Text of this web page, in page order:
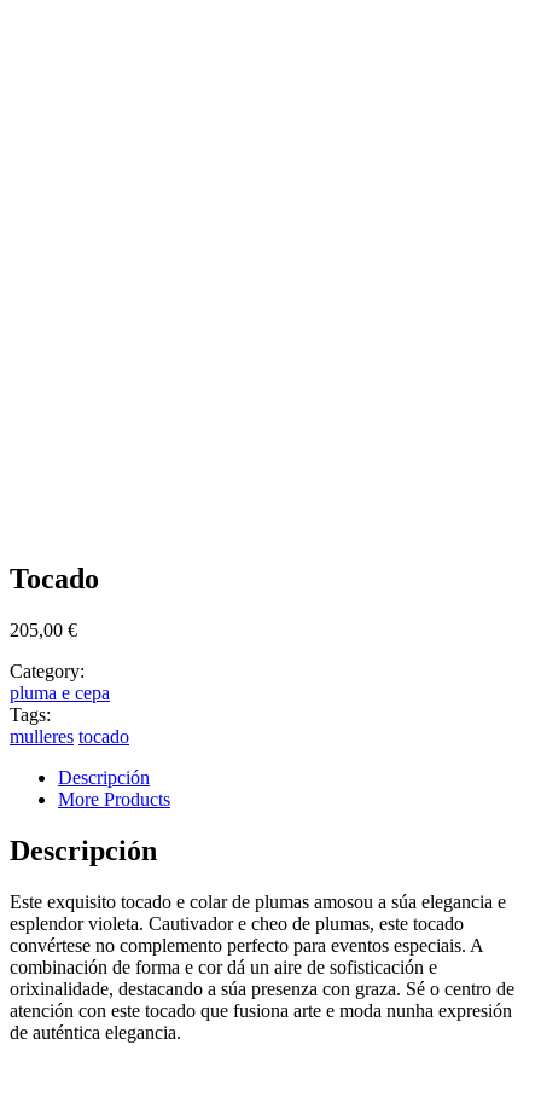
Tocado
205,00 €
Category:
pluma e cepa
Tags:
mulleres tocado
Descripción
More Products
Descripción
Este exquisito tocado e colar de plumas amosou a súa elegancia e
esplendor violeta. Cautivador e cheo de plumas, este tocado
convértese no complemento perfecto para eventos especiais. A
combinación de forma e cor dá un aire de sofisticación e
orixinalidade, destacando a súa presenza con graza. Sé o centro de
atención con este tocado que fusiona arte e moda nunha expresión
de auténtica elegancia.